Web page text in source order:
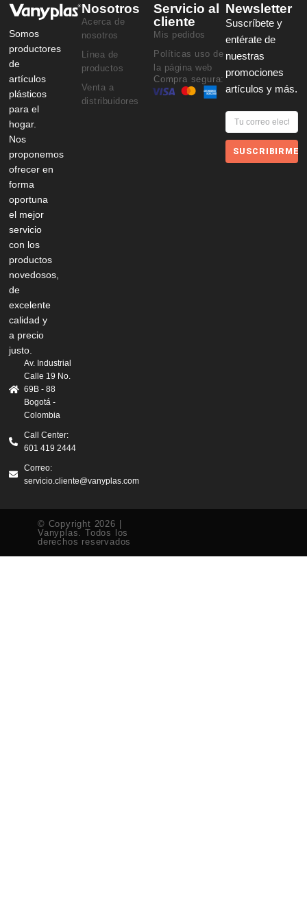
Somos
productores
de
artículos
plásticos
para el
hogar.
Nos
proponemos
ofrecer en
forma
oportuna
el mejor
servicio
con los
productos
novedosos,
de
excelente
calidad y
a precio
justo.
Av. Industrial
Calle 19 No.
69B - 88
Bogotá -
Colombia
Call Center:
601 419 2444
Correo:
servicio.cliente@vanyplas.com
Nosotros
Acerca de
nosotros
Línea de
productos
Venta a
distribuidores
Servicio al
cliente
Mis pedidos
Políticas uso de
la página web
Compra segura:
Newsletter
Suscríbete y
entérate de
nuestras
promociones
artículos y más.
SUSCRIBIRME
© Copyright 2026 |
Vanyplas. Todos los
derechos reservados